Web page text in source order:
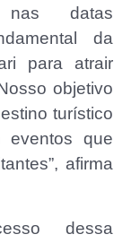
nas datas
da
para atrair
objetivo
turístico
eventos que
afirma
dessa